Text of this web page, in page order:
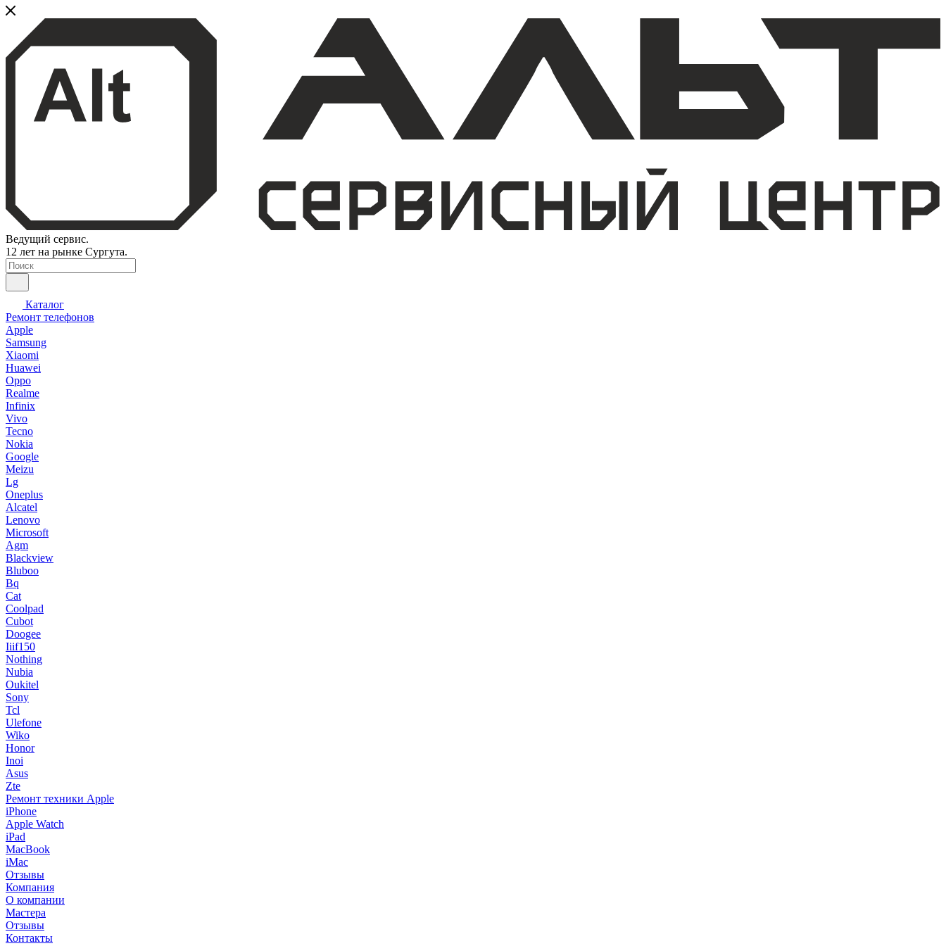
Ведущий сервис.
12 лет на рынке Сургута.
Каталог
Ремонт телефонов
Apple
Samsung
Xiaomi
Huawei
Oppo
Realme
Infinix
Vivo
Tecno
Nokia
Google
Meizu
Lg
Oneplus
Alcatel
Lenovo
Microsoft
Agm
Blackview
Bluboo
Bq
Cat
Coolpad
Cubot
Doogee
Iiif150
Nothing
Nubia
Oukitel
Sony
Tcl
Ulefone
Wiko
Honor
Inoi
Asus
Zte
Ремонт техники Apple
iPhone
Apple Watch
iPad
MacBook
iMac
Отзывы
Компания
О компании
Мастера
Отзывы
Контакты